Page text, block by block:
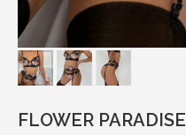
FLOWER PARADISE